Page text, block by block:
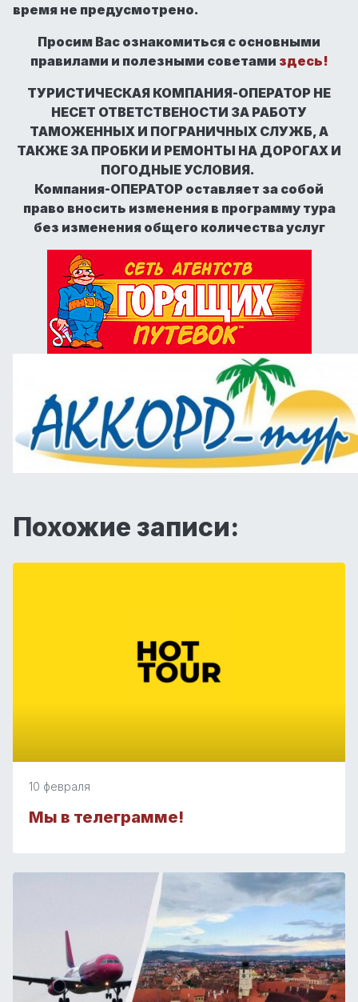
время не предусмотрено.
Просим Вас ознакомиться с основными
правилами и полезными советами здесь!
ТУРИСТИЧЕСКАЯ КОМПАНИЯ-ОПЕРАТОР НЕ
НЕСЕТ ОТВЕТСТВЕНОСТИ ЗА РАБОТУ
ТАМОЖЕННЫХ И ПОГРАНИЧНЫХ СЛУЖБ, А
ТАКЖЕ ЗА ПРОБКИ И РЕМОНТЫ НА ДОРОГАХ И
ПОГОДНЫЕ УСЛОВИЯ.
Компания-ОПЕРАТОР оставляет за собой
право вносить изменения в программу тура
без изменения общего количества услуг
Похожие записи:
10 февраля
Мы в телеграмме!